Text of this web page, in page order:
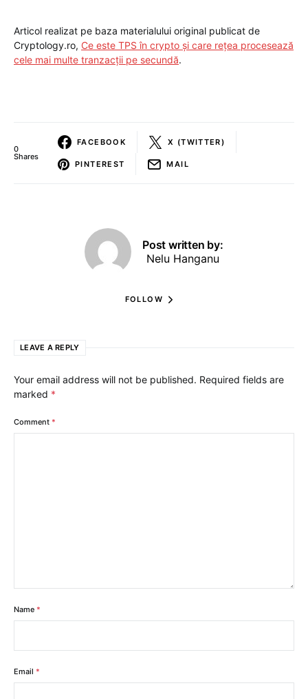
Articol realizat pe baza materialului original publicat de
Cryptology.ro, Ce este TPS în crypto și care rețea procesează
cele mai multe tranzacții pe secundă.
0
Shares
FACEBOOK X (TWITTER)
PINTEREST MAIL
Post written by:
Nelu Hanganu
FOLLOW
LEAVE A REPLY
Your email address will not be published. Required fields are
marked *
Comment *
Name *
Email *